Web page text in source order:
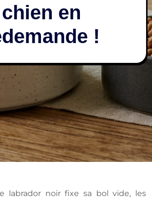
chien en
!
labrador noir fixe sa bol vide, les